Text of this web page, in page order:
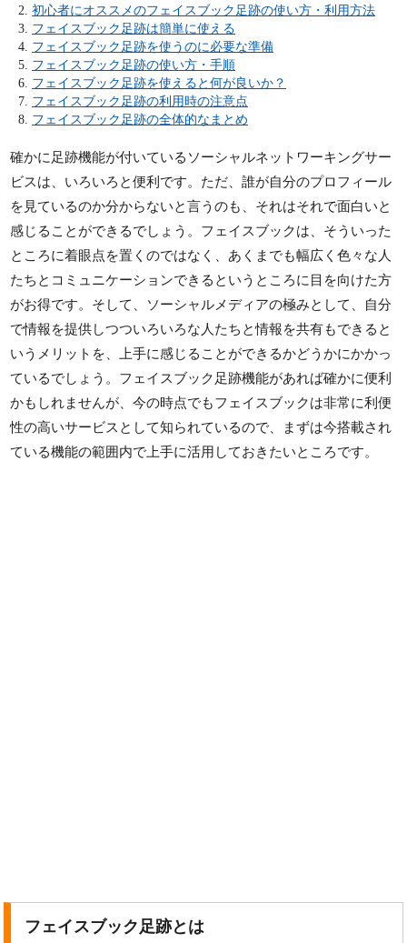
初心者にオススメのフェイスブック足跡の使い方・利用方法
フェイスブック足跡は簡単に使える
フェイスブック足跡を使うのに必要な準備
フェイスブック足跡の使い方・手順
フェイスブック足跡を使えると何が良いか？
フェイスブック足跡の利用時の注意点
フェイスブック足跡の全体的なまとめ
確かに足跡機能が付いているソーシャルネットワーキングサー
ビスは、いろいろと便利です。ただ、誰が自分のプロフィール
を見ているのか分からないと言うのも、それはそれで面白いと
感じることができるでしょう。フェイスブックは、そういった
ところに着眼点を置くのではなく、あくまでも幅広く色々な人
たちとコミュニケーションできるというところに目を向けた方
がお得です。そして、ソーシャルメディアの極みとして、自分
で情報を提供しつついろいろな人たちと情報を共有もできると
いうメリットを、上手に感じることができるかどうかにかかっ
ているでしょう。フェイスブック足跡機能があれば確かに便利
かもしれませんが、今の時点でもフェイスブックは非常に利便
性の高いサービスとして知られているので、まずは今搭載され
ている機能の範囲内で上手に活用しておきたいところです。
フェイスブック足跡とは